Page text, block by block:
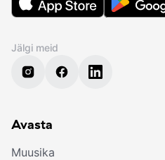
Jälgi meid
Avasta
Muusika